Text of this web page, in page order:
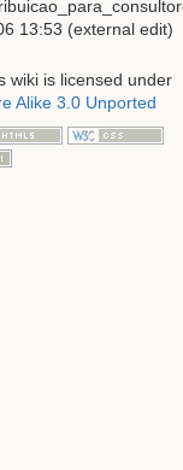
13:53 (external edit)
wiki is licensed under
Alike 3.0 Unported